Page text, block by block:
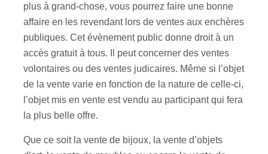
plus à grand-chose, vous pourrez faire une bonne
affaire en les revendant lors de ventes aux enchères
publiques. Cet évènement public donne droit à un
accès gratuit à tous. Il peut concerner des ventes
volontaires ou des ventes judicaires. Même si l’objet
de la vente varie en fonction de la nature de celle-ci,
l’objet mis en vente est vendu au participant qui fera
la plus belle offre.
Que ce soit la vente de bijoux, la vente d’objets